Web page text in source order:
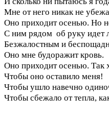
Мне от него никак не
Оно приходит осенью. Но
С ним рядом об руку идет
Безжалостным и
Оно мне будоражит кровь.
Оно приходит осенью. Так
Чтобы оно оставило меня!
Чтобы ушло навечно
Чтобы сбежало от тепла,